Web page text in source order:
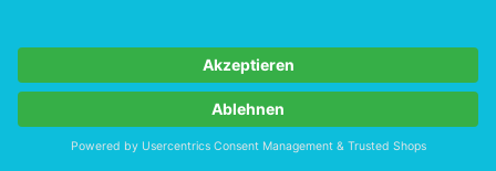
Copyright ©Imprint in der Bedey & Thoms Media GmbH powered
Cookie-Einstellungen